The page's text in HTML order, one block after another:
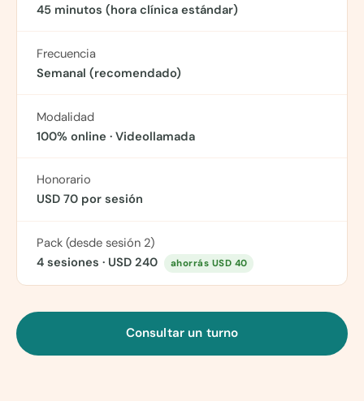
45 minutos (hora clínica estándar)
Frecuencia
Semanal (recomendado)
Modalidad
100% online · Videollamada
Honorario
USD 70 por sesión
Pack (desde sesión 2)
4 sesiones · USD 240 ahorrás USD 40
Consultar un turno